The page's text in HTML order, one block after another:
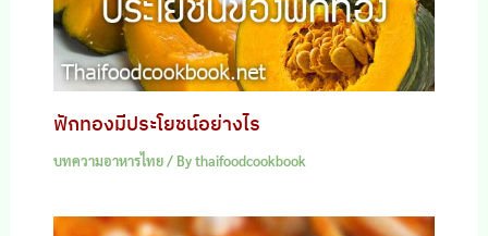
ฟักทองมีประโยชน์อย่างไร
บทความอาหารไทย/ Bythaifoodcookbook